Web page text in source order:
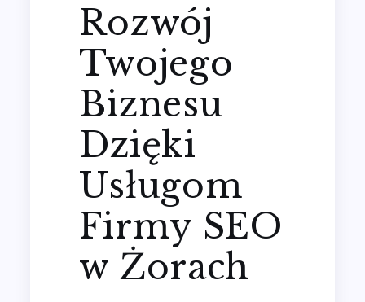
Rozwój
Twojego
Biznesu
Dzięki
Usługom
Firmy SEO
w Żorach